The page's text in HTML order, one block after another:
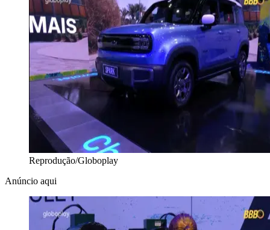
Reprodução/Globoplay
Anúncio aqui